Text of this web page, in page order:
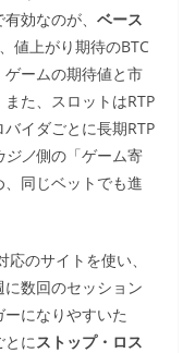
効なのが、 ベース
値上がり期待のBTC
ームの期待値と市
た、スロットはRTP
イダごとに長期RTP
ジノ側の「ゲーム寄
同じベットでも進
のサイトを使い、
に数回のセッション
になりやすいた
とにストップ・ロス